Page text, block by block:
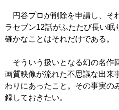
円谷プロが削除を申請し、そ
ラセブン12話がふたたび長い眠
確かなことはそれだけである。
そういう扱いとなる幻の名作
画質映像が流れた不思議な出来
わりにあったこと。その事実の
録しておきたい。